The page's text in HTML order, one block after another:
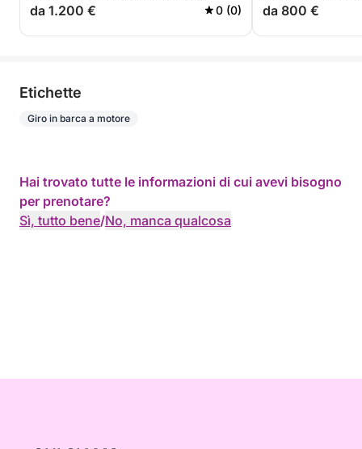
da 1.200 € 0 (0) da 800 €
Etichette
Giro in barca a motore
Hai trovato tutte le informazioni di cui avevi bisogno
per prenotare?
Sì, tutto bene/No, manca qualcosa